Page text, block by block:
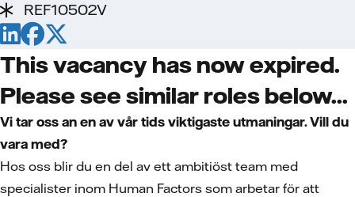
REF10502V
This vacancy has now expired.
Please see similar roles below...
Vi tar oss an en av vår tids viktigaste utmaningar. Vill du
vara med?
Hos oss blir du en del av ett ambitiöst team med
specialister inom Human Factors som arbetar för att